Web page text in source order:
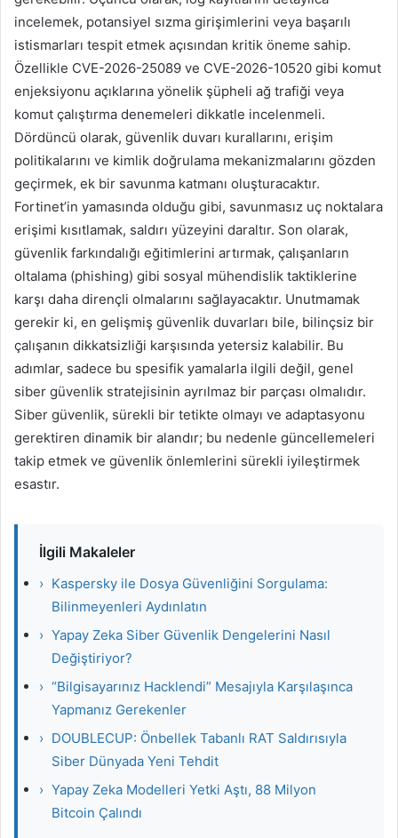
incelemek, potansiyel sızma girişimlerini veya başarılı
istismarları tespit etmek açısından kritik öneme sahip.
Özellikle CVE-2026-25089 ve CVE-2026-10520 gibi komut
enjeksiyonu açıklarına yönelik şüpheli ağ trafiği veya
komut çalıştırma denemeleri dikkatle incelenmeli.
Dördüncü olarak, güvenlik duvarı kurallarını, erişim
politikalarını ve kimlik doğrulama mekanizmalarını gözden
geçirmek, ek bir savunma katmanı oluşturacaktır.
Fortinet’in yamasında olduğu gibi, savunmasız uç noktalara
erişimi kısıtlamak, saldırı yüzeyini daraltır. Son olarak,
güvenlik farkındalığı eğitimlerini artırmak, çalışanların
oltalama (phishing) gibi sosyal mühendislik taktiklerine
karşı daha dirençli olmalarını sağlayacaktır. Unutmamak
gerekir ki, en gelişmiş güvenlik duvarları bile, bilinçsiz bir
çalışanın dikkatsizliği karşısında yetersiz kalabilir. Bu
adımlar, sadece bu spesifik yamalarla ilgili değil, genel
siber güvenlik stratejisinin ayrılmaz bir parçası olmalıdır.
Siber güvenlik, sürekli bir tetikte olmayı ve adaptasyonu
gerektiren dinamik bir alandır; bu nedenle güncellemeleri
takip etmek ve güvenlik önlemlerini sürekli iyileştirmek
esastır.
İlgili Makaleler
› Kaspersky ile Dosya Güvenliğini Sorgulama:
Bilinmeyenleri Aydınlatın
› Yapay Zeka Siber Güvenlik Dengelerini Nasıl
Değiştiriyor?
› “Bilgisayarınız Hacklendi” Mesajıyla Karşılaşınca
Yapmanız Gerekenler
› DOUBLECUP: Önbellek Tabanlı RAT Saldırısıyla
Siber Dünyada Yeni Tehdit
› Yapay Zeka Modelleri Yetki Aştı, 88 Milyon
Bitcoin Çalındı